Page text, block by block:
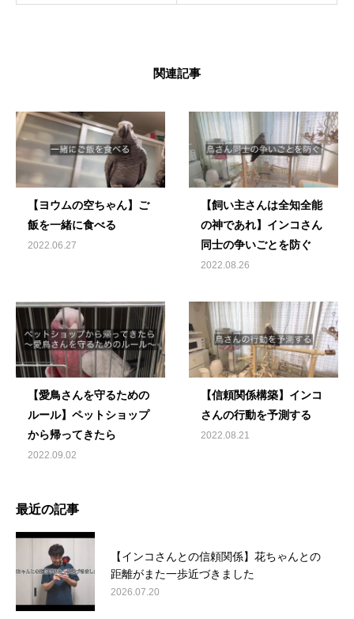
関連記事
【ヨウムの空ちゃん】ご
飯を一緒に食べる
2022.06.27
【飼い主さんは全知全能
の神であれ】インコさん
同士の争いごとを防ぐ
2022.08.26
【愛鳥さんを守るための
ルール】ペットショップ
から帰ってきたら
2022.09.02
【信頼関係構築】インコ
さんの行動を予測する
2022.08.21
最近の記事
【インコさんとの信頼関係】花ちゃんとの
距離がまた一歩近づきました
2026.07.20